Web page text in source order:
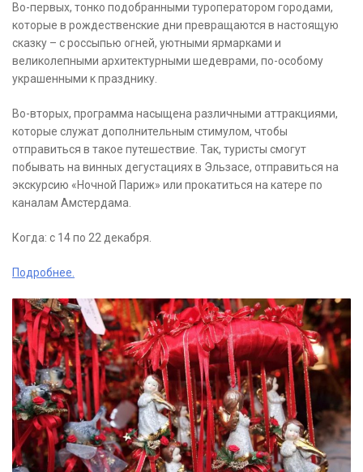
Во-первых, тонко подобранными туроператором городами,
которые в рождественские дни превращаются в настоящую
сказку – с россыпью огней, уютными ярмарками и
великолепными архитектурными шедеврами, по-особому
украшенными к празднику.
Во-вторых, программа насыщена различными аттракциями,
которые служат дополнительным стимулом, чтобы
отправиться в такое путешествие. Так, туристы смогут
побывать на винных дегустациях в Эльзасе, отправиться на
экскурсию «Ночной Париж» или прокатиться на катере по
каналам Амстердама.
Когда: с 14 по 22 декабря.
Подробнее.